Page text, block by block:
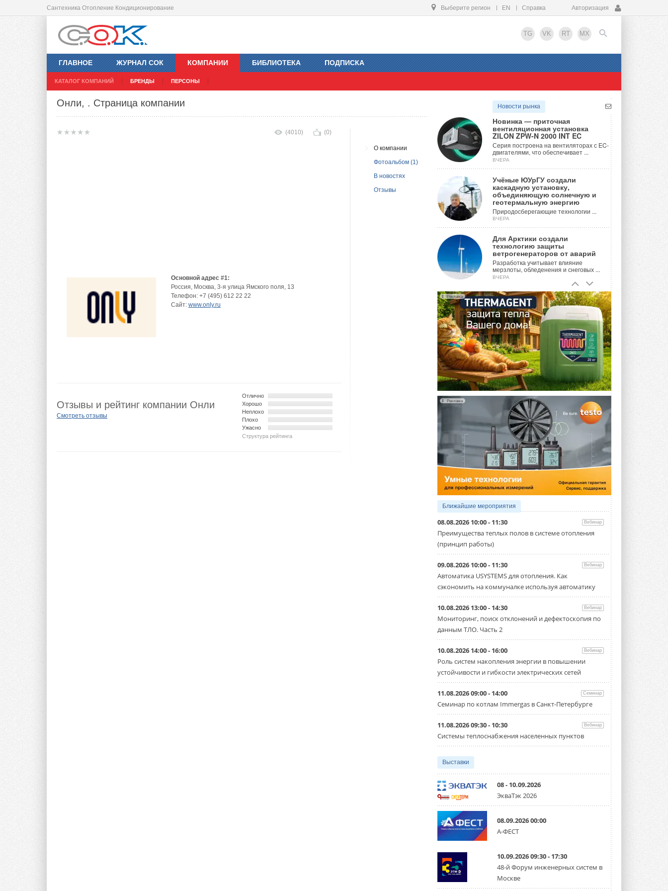
Сантехника Отопление Кондиционирование Выберите регион EN Справка Авторизация
TG VK RT MX
ГЛАВНОЕ ЖУРНАЛ СОК КОМПАНИИ
КАТАЛОГ КОМПАНИЙ БРЕНДЫ ПЕРСОНЫ
БИБЛИОТЕКА ПОДПИСКА
EN
Онли, . Страница компании
О компании
Фотоальбом (1)
В новостях
Отзывы
(4010) (0)
Основной адрес #1:
Россия, Москва, 3-я улица Ямского поля, 13
Телефон: +7 (495) 612 22 22
Сайт: www.only.ru
Структура рейтинга
Отлично
Хорошо
Неплохо
Плохо
Ужасно
Отзывы и рейтинг компании Онли
Смотреть отзывы
Новости рынка
Новинка — приточная
вентиляционная установка
ZILON ZPW-N 2000 INT EC
Серия построена на вентиляторах с EC-
двигателями, что обеспечивает ...
ВЧЕРА
Учёные ЮУрГУ создали
каскадную установку,
объединяющую солнечную и
геотермальную энергию
Природосберегающие технологии ...
ВЧЕРА
Для Арктики создали
технологию защиты
ветрогенераторов от аварий
Разработка учитывает влияние
мерзлоты, обледенения и снеговых ...
ВЧЕРА
Гибридный тепловой насос PV/T
с одним общим испарителем
Исследователи предложили
конструкцию двухисточникового ...
ВЧЕРА
21-й ежегодный форум
«ЦОД-2026»
Мероприятие пройдет 2-3 сентября в
отеле Radisson Slavyanskaya. Форум
посетит более двух тысяч участников ...
5 АВГУСТА 2026
Китайская Shenling представила
линейку тепловых насосов
«воздух-вода» на R290
Серия ThermaX R290 All-In-One
включает три модели ...
4 АВГУСТА 2026
Тепловые насосы в связке с
солнечной генерацией и
накопителем снижают
потребление на 60%
Исследователи из Италии установили ...
4 АВГУСТА 2026
«РУСКЛИМАТ Fest 2026» в Уфе
климатической отрасли
Организатором выступил торгово-
производственный холдинг ...
«Датарк» испытал модульный
ЦОД с плотностью 54 кВт на
стойку
Испытания прошли на собственной
производственной площадке и были ...
3 АВГУСТА 2026
Samsung выпускает VRF-
Линейка включает семь типоразмеров
производительностью от 22,4 до 56 кВт.
«СиСофт Девелопмент» подвел
итоги конкурса студенческих
проектов «ТИМ-лидеры 2026»
Новый сезон конкурса «ТИМ-лидеры»
стартует уже в сентябре 2026 года ...
3 АВГУСТА 2026
партнёрство за Уралом
Президент Омского землячества в
Москве Михаил Тимошенко посетил
Омск с трёхдневным рабочим визитом ...
31 ИЮЛЯ 2026
Carrier модернизирует
флагманский чиллер AquaEdge
работающую на хладагенте R1234ze ...
31 ИЮЛЯ 2026
Mitsubishi расширяет
Реклама
Реклама
Ближайшие мероприятия
08.08.2026 10:00 - 11:30 Вебинар
Преимущества теплых полов в системе отопления
(принцип работы)
09.08.2026 10:00 - 11:30 Вебинар
Автоматика USYSTEMS для отопления. Как
сэкономить на коммуналке используя автоматику
10.08.2026 13:00 - 14:30 Вебинар
Мониторинг, поиск отклонений и дефектоскопия по
данным ТЛО. Часть 2
10.08.2026 14:00 - 16:00 Вебинар
Роль систем накопления энергии в повышении
устойчивости и гибкости электрических сетей
11.08.2026 09:00 - 14:00 Семинар
Семинар по котлам Immergas в Санкт-Петербурге
11.08.2026 09:30 - 10:30 Вебинар
Системы теплоснабжения населенных пунктов
Выставки
08 - 10.09.2026
ЭкваТэк 2026
08.09.2026 00:00
А-ФЕСТ
10.09.2026 09:30 - 17:30
48-й Форум инженерных систем в
Москве